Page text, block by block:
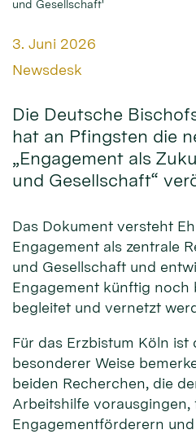
und Gesellschaft'
Datum:
3. Juni 2026
Von:
Newsdesk
Die Deutsche
hat an Pfingsten die
„Engagement als
und Gesellschaft“
Das Dokument versteht
Engagement als zentrale
und Gesellschaft und
Engagement künftig noch
begleitet und vernetzt
Für das Erzbistum Köln
besonderer Weise
beiden Recherchen, die
Arbeitshilfe vorausgingen,
Engagementförderern und